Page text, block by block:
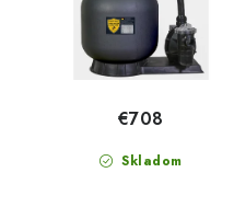
Skladom
€708